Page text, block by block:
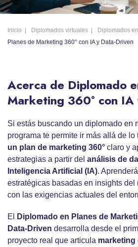
Inicio Diplomados virtuales Diplomados
Planes de Marketing 360° con IA y Data-Driven
Acerca de Diplomado
Marketing 360° con IA
Si estás buscando un diplomado en
programa te permite ir más allá de lo
un plan de marketing 360° claro y
estrategias a partir del análisis de
Inteligencia Artificial (IA).
estratégicas basadas en insights del
con las exigencias actuales del
El
Diplomado en Planes de
Data-Driven desarrolla desde el
proyecto real que articula marketing